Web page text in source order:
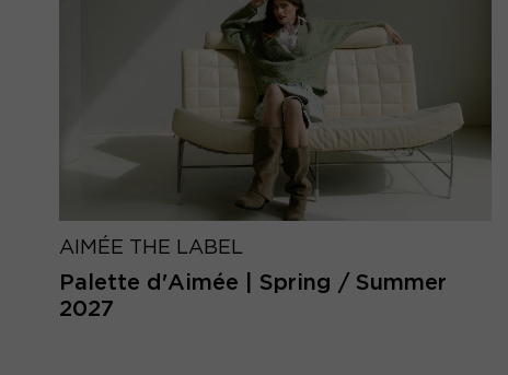
AIMÉE THE LABEL
Palette d'Aimée | Spring / Summer
2027